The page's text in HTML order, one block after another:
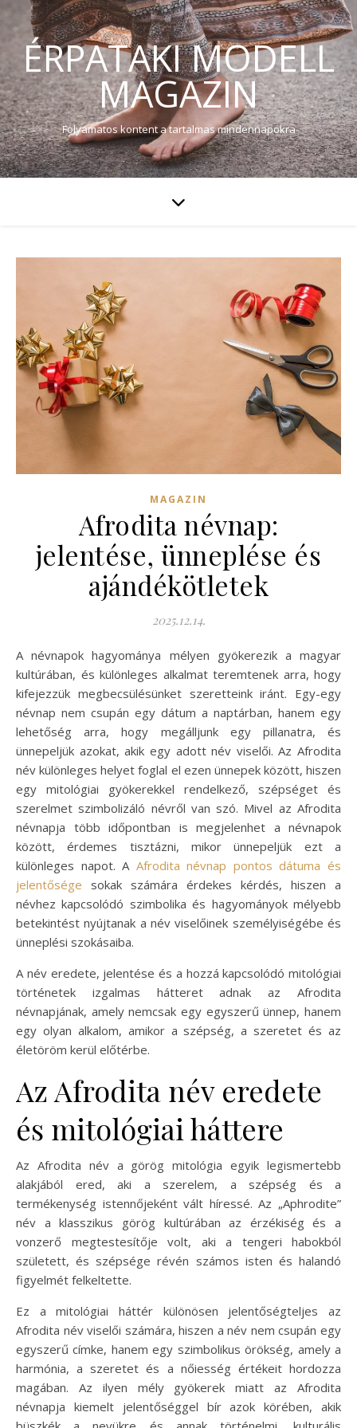
ÉRPATAKI MODELL
MAGAZIN
Folyamatos kontent a tartalmas mindennapokra
MAGAZIN
Afrodita névnap:
jelentése, ünneplése és
ajándékötletek
2025.12.14.
A névnapok hagyománya mélyen gyökerezik a magyar
kultúrában, és különleges alkalmat teremtenek arra, hogy
kifejezzük megbecsülésünket szeretteink iránt. Egy-egy
névnap nem csupán egy dátum a naptárban, hanem egy
lehetőség arra, hogy megálljunk egy pillanatra, és
ünnepeljük azokat, akik egy adott név viselői. Az Afrodita
név különleges helyet foglal el ezen ünnepek között, hiszen
egy mitológiai gyökerekkel rendelkező, szépséget és
szerelmet szimbolizáló névről van szó. Mivel az Afrodita
névnapja több időpontban is megjelenhet a névnapok
között, érdemes tisztázni, mikor ünnepeljük ezt a
különleges napot. A Afrodita névnap pontos dátuma és
jelentősége sokak számára érdekes kérdés, hiszen a
névhez kapcsolódó szimbolika és hagyományok mélyebb
betekintést nyújtanak a név viselőinek személyiségébe és
ünneplési szokásaiba.
A név eredete, jelentése és a hozzá kapcsolódó mitológiai
történetek izgalmas hátteret adnak az Afrodita
névnapjának, amely nemcsak egy egyszerű ünnep, hanem
egy olyan alkalom, amikor a szépség, a szeretet és az
életöröm kerül előtérbe.
Az Afrodita név eredete
és mitológiai háttere
Az Afrodita név a görög mitológia egyik legismertebb
alakjából ered, aki a szerelem, a szépség és a
termékenység istennőjeként vált híressé. Az „Aphrodite”
név a klasszikus görög kultúrában az érzékiség és a
vonzerő megtestesítője volt, aki a tengeri habokból
született, és szépsége révén számos isten és halandó
figyelmét felkeltette.
Ez a mitológiai háttér különösen jelentőségteljes az
Afrodita név viselői számára, hiszen a név nem csupán egy
egyszerű címke, hanem egy szimbolikus örökség, amely a
harmónia, a szeretet és a nőiesség értékeit hordozza
magában. Az ilyen mély gyökerek miatt az Afrodita
névnapja kiemelt jelentőséggel bír azok körében, akik